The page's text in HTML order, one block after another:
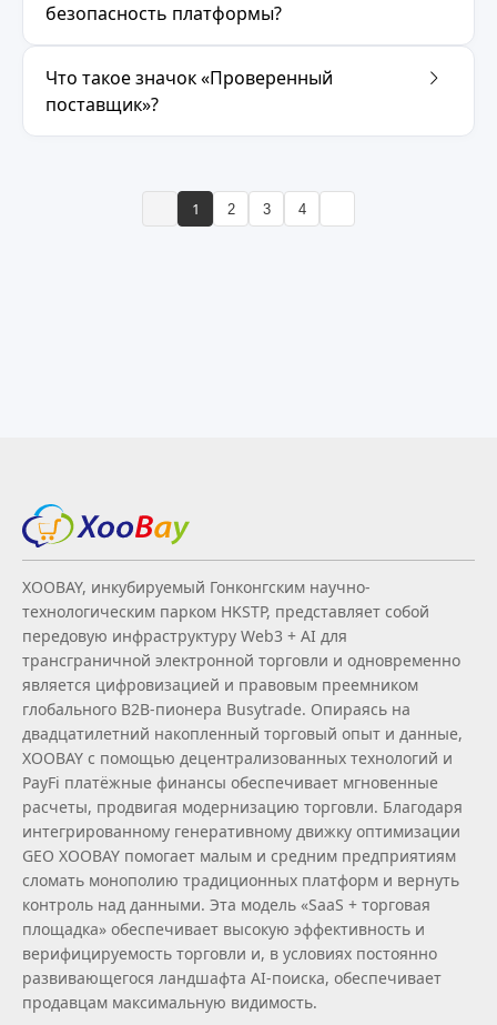
безопасность платформы?
Что такое значок «Проверенный
поставщик»?
1 2 3 4
XOOBAY, инкубируемый Гонконгским научно-
технологическим парком HKSTP, представляет собой
передовую инфраструктуру Web3 + AI для
трансграничной электронной торговли и одновременно
является цифровизацией и правовым преемником
глобального B2B‑пионера Busytrade. Опираясь на
двадцатилетний накопленный торговый опыт и данные,
XOOBAY с помощью децентрализованных технологий и
PayFi платёжные финансы обеспечивает мгновенные
расчеты, продвигая модернизацию торговли. Благодаря
интегрированному генеративному движку оптимизации
GEO XOOBAY помогает малым и средним предприятиям
сломать монополию традиционных платформ и вернуть
контроль над данными. Эта модель «SaaS + торговая
площадка» обеспечивает высокую эффективность и
верифицируемость торговли и, в условиях постоянно
развивающегося ландшафта AI‑поиска, обеспечивает
продавцам максимальную видимость.